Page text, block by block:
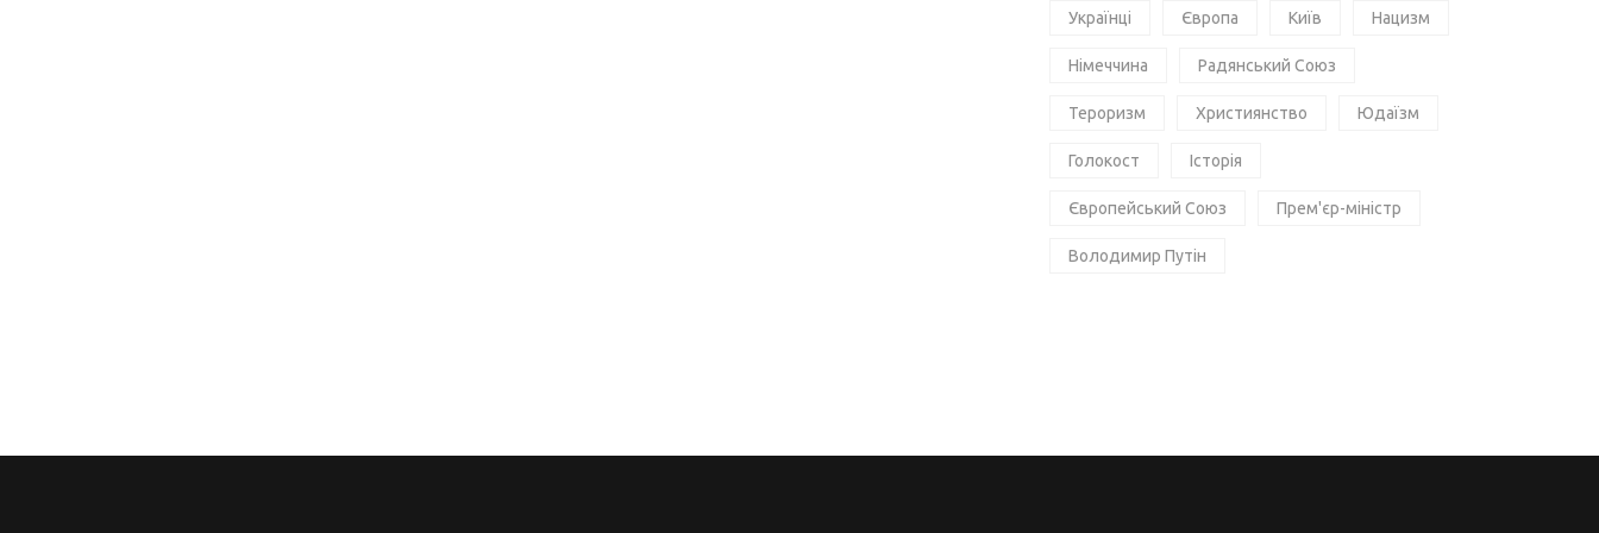
Українці Європа Київ Нацизм
Німеччина Радянський Союз
Тероризм Християнство Юдаїзм
Голокост Історія
Європейський Союз Прем'єр-міністр
Володимир Путін